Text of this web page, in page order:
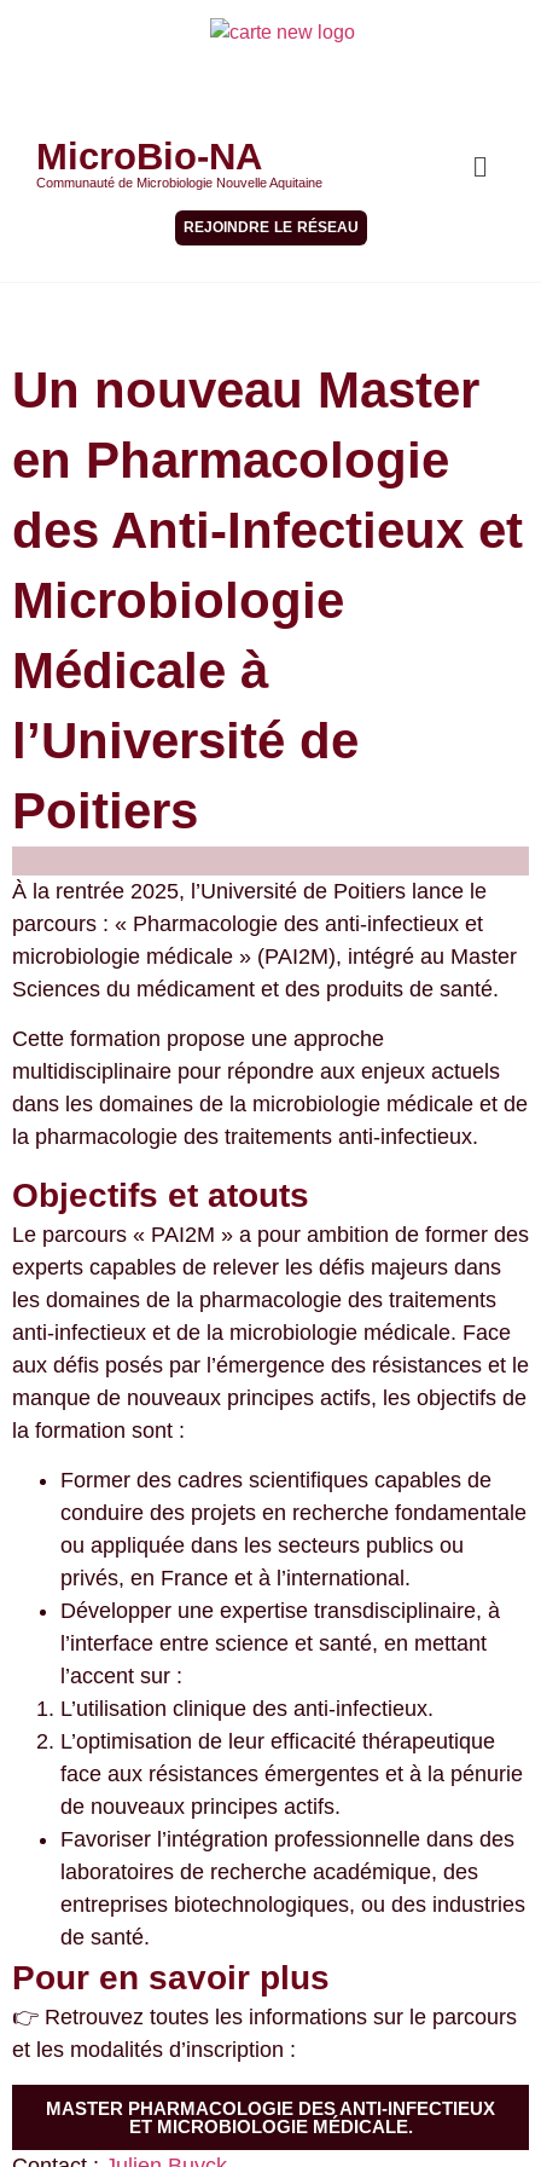
MicroBio-NA
Communauté de Microbiologie Nouvelle Aquitaine
REJOINDRE LE RÉSEAU
Un nouveau Master
en Pharmacologie
des Anti-Infectieux et
Microbiologie
Médicale à
l’Université de
Poitiers
À la rentrée 2025, l’Université de Poitiers lance le
parcours : « Pharmacologie des anti-infectieux et
microbiologie médicale » (PAI2M), intégré au Master
Sciences du médicament et des produits de santé.
Cette formation propose une approche
multidisciplinaire pour répondre aux enjeux actuels
dans les domaines de la microbiologie médicale et de
la pharmacologie des traitements anti-infectieux.
Objectifs et atouts
Le parcours « PAI2M » a pour ambition de former des
experts capables de relever les défis majeurs dans
les domaines de la pharmacologie des traitements
anti-infectieux et de la microbiologie médicale. Face
aux défis posés par l’émergence des résistances et le
manque de nouveaux principes actifs, les objectifs de
la formation sont :
Former des cadres scientifiques capables de
conduire des projets en recherche fondamentale
ou appliquée dans les secteurs publics ou
privés, en France et à l’international.
Développer une expertise transdisciplinaire, à
l’interface entre science et santé, en mettant
l’accent sur :
L’utilisation clinique des anti-infectieux.
L’optimisation de leur efficacité thérapeutique
face aux résistances émergentes et à la pénurie
de nouveaux principes actifs.
Favoriser l’intégration professionnelle dans des
laboratoires de recherche académique, des
entreprises biotechnologiques, ou des industries
de santé.
Pour en savoir plus
👉 Retrouvez toutes les informations sur le parcours
et les modalités d’inscription :
MASTER PHARMACOLOGIE DES ANTI-INFECTIEUX
ET MICROBIOLOGIE MÉDICALE.